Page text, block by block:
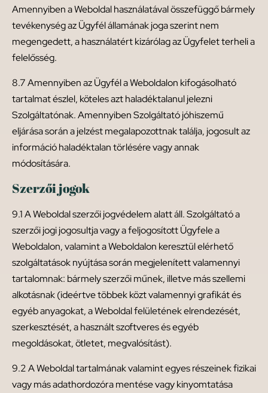
Amennyiben a Weboldal használatával összefüggő bármely
tevékenység az Ügyfél államának joga szerint nem
megengedett, a használatért kizárólag az Ügyfelet terheli a
felelősség.
8.7 Amennyiben az Ügyfél a Weboldalon kifogásolható
tartalmat észlel, köteles azt haladéktalanul jelezni
Szolgáltatónak. Amennyiben Szolgáltató jóhiszemű
eljárása során a jelzést megalapozottnak találja, jogosult az
információ haladéktalan törlésére vagy annak
módosítására.
Szerzői jogok
9.1 A Weboldal szerzői jogvédelem alatt áll. Szolgáltató a
szerzői jogi jogosultja vagy a feljogosított Ügyfele a
Weboldalon, valamint a Weboldalon keresztül elérhető
szolgáltatások nyújtása során megjelenített valamennyi
tartalomnak: bármely szerzői műnek, illetve más szellemi
alkotásnak (ideértve többek közt valamennyi grafikát és
egyéb anyagokat, a Weboldal felületének elrendezését,
szerkesztését, a használt szoftveres és egyéb
megoldásokat, ötletet, megvalósítást).
9.2 A Weboldal tartalmának valamint egyes részeinek fizikai
vagy más adathordozóra mentése vagy kinyomtatása